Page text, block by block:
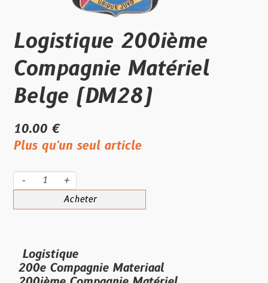
Logistique 200ième
Compagnie Matériel
Belge (DM28)
10.00 €
Plus qu'un seul article
- +
Acheter
Logistique
200e Compagnie Materiaal